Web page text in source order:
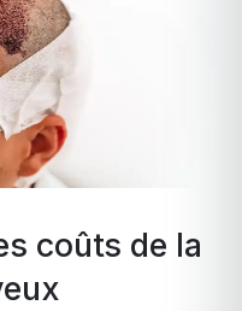
coûts de la